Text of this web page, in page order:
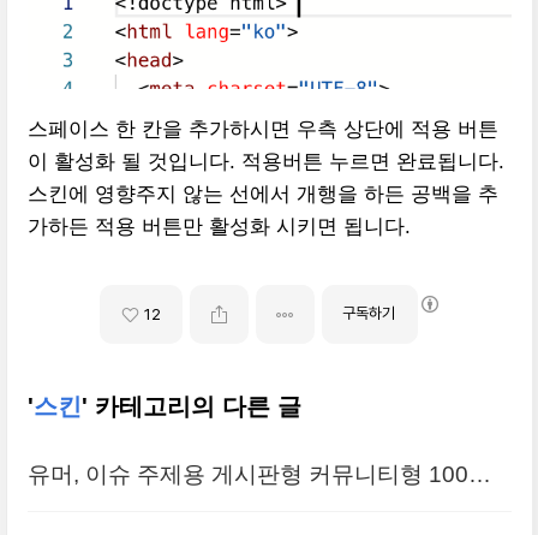
스페이스 한 칸을 추가하시면 우측 상단에 적용 버튼
이 활성화 될 것입니다. 적용버튼 누르면 완료됩니다.
스킨에 영향주지 않는 선에서 개행을 하든 공백을 추
가하든 적용 버튼만 활성화 시키면 됩니다.
12 구독하기
'스킨' 카테고리의 다른 글
유머, 이슈 주제용 게시판형 커뮤니티형 100억